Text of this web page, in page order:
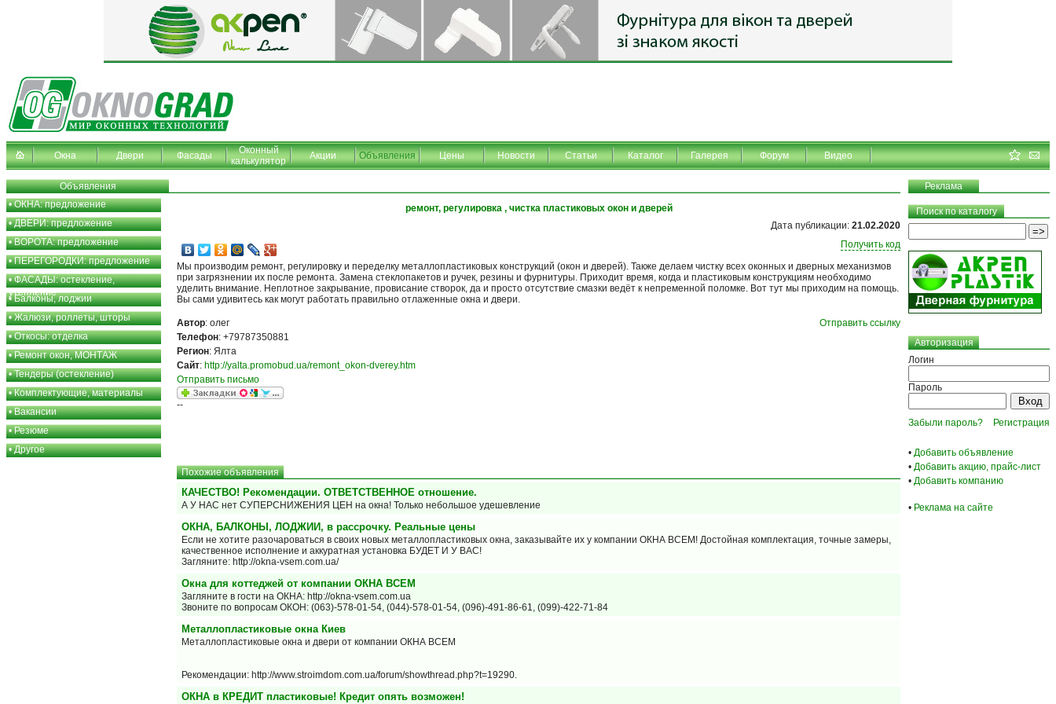
Окна Двери Фасады
Оконный
калькулятор
Акции Объявления Цены Новости Статьи Каталог Галерея Форум Видео
Объявления
Реклама
•ОКНА: предложение
•ДВЕРИ: предложение
•ВОРОТА: предложение
•ПЕРЕГОРОДКИ: предложение
•ФАСАДЫ: остекление,
утепление
•Балконы, лоджии
•Жалюзи, роллеты, шторы
•Откосы: отделка
•Ремонт окон, МОНТАЖ
•Тендеры (остекление)
•Комплектующие, материалы
•Вакансии
•Резюме
•Другое
ремонт, регулировка , чистка пластиковых окон и дверей
Дата публикации: 21.02.2020
Получить код
Мы производим ремонт, регулировку и переделку металлопластиковых конструкций (окон и дверей). Также делаем чистку всех оконных и дверных механизмов
при загрязнении их после ремонта. Замена стеклопакетов и ручек, резины и фурнитуры. Приходит время, когда и пластиковым конструкциям необходимо
уделить внимание. Неплотное закрывание, провисание створок, да и просто отсутствие смазки ведёт к непременной поломке. Вот тут мы приходим на помощь.
Вы сами удивитесь как могут работать правильно отлаженные окна и двери.
Автор: олег
Телефон: +79787350881
Регион: Ялта
Сайт: http://yalta.promobud.ua/remont_okon-dverey.htm
Отправить письмо
Отправить ссылку
--
Похожие объявления
КАЧЕСТВО! Рекомендации. ОТВЕТСТВЕННОЕ отношение.
А У НАС нет СУПЕРСНИЖЕНИЯ ЦЕН на окна! Только небольшое удешевление
ОКНА, БАЛКОНЫ, ЛОДЖИИ, в рассрочку. Реальные цены
Если не хотите разочароваться в своих новых металлопластиковых окна, заказывайте их у компании ОКНА ВСЕМ! Достойная комплектация, точные замеры,
качественное исполнение и аккуратная установка БУДЕТ И У ВАС!
Загляните: http://okna-vsem.com.ua/
Окна для коттеджей от компании ОКНА ВСЕМ
Загляните в гости на ОКНА: http://okna-vsem.com.ua
Звоните по вопросам ОКОН: (063)-578-01-54, (044)-578-01-54, (096)-491-86-61, (099)-422-71-84
Металлопластиковые окна Киев
Металлопластиковые окна и двери от компании ОКНА ВСЕМ
Рекомендации: http://www.stroimdom.com.ua/forum/showthread.php?t=19290.
ОКНА в КРЕДИТ пластиковые! Кредит опять возможен!
Поиск по каталогу
Авторизация
Логин
Пароль
Забыли пароль? Регистрация
• Добавить объявление
• Добавить акцию, прайс-лист
• Добавить компанию
• Реклама на сайте